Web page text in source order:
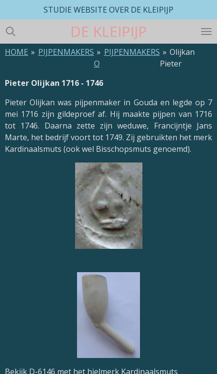
direct
naar
de
hoofdinhoud
DE KLEIPIJP
STUDIE WEBSITE OVER DE KLEIPIJP
HOME » PIJPENMAKERS » PIJPENMAKERS
O
» Olijkan
Pieter
Pieter Olijkan 1716 - 1746
Pieter Olijkan was pijpenmaker in Gouda en legde op 7
mei 1716 zijn gildeproef af. Hij maakte pijpen van 1716
tot 1746. Daarna zette zijn weduwe, Francijntje Jans
Marte, het bedrijf voort tot 1749. Zij gebruikten het merk
Kardinaalsmuts (ook wel Bisschopsmuts genoemd).
Bekijk D-6146 met het hielmerk Kardinaalsmuts